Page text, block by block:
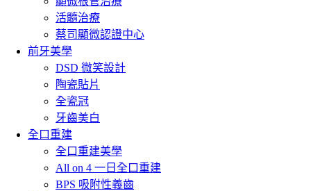
活髓治療
蔡司顯微認證中心
前牙美學
DSD 微笑設計
陶瓷貼片
全瓷冠
牙齒美白
全口重建
全口重建美學
All on 4 一日全口重建
BPS 吸附性義齒